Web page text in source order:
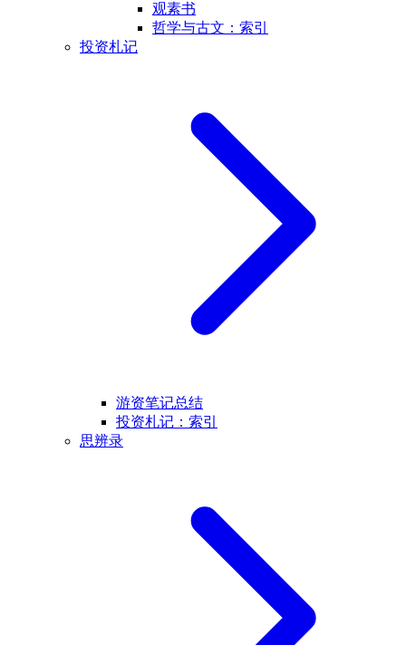
观素书
哲学与古文：索引
投资札记
游资笔记总结
投资札记：索引
思辨录